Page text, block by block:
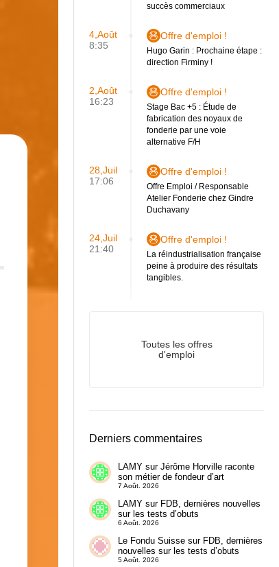
succès commerciaux
4,Août
8:35
Offre d'emploi !
Hugo Garin : Prochaine étape :
direction Firminy !
2,Août
16:23
Offre d'emploi !
Stage Bac +5 : Étude de
fabrication des noyaux de
fonderie par une voie
alternative F/H
28,Juil
17:06
Offre d'emploi !
Offre Emploi / Responsable
Atelier Fonderie chez Gindre
Duchavany
24,Juil
21:40
Offre d'emploi !
La réindustrialisation française
peine à produire des résultats
tangibles.
Toutes les offres
d'emploi
Derniers commentaires
LAMYsur Jérôme Horville raconte
son métier de fondeur d’art
7 Août. 2026
LAMYsur FDB, dernières nouvelles
sur les tests d’obuts
6 Août. 2026
Le Fondu Suissesur FDB, dernières
nouvelles sur les tests d’obuts
5 Août. 2026